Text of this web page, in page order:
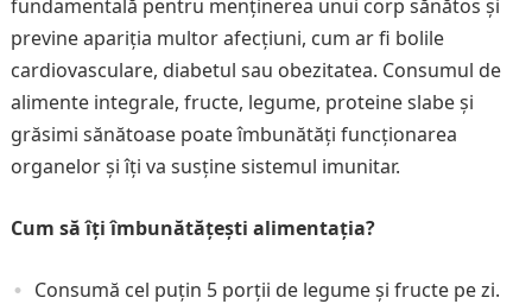
fundamentală pentru menținerea unui corp sănătos și
previne apariția multor afecțiuni, cum ar fi bolile
cardiovasculare, diabetul sau obezitatea. Consumul de
alimente integrale, fructe, legume, proteine slabe și
grăsimi sănătoase poate îmbunătăți funcționarea
organelor și îți va susține sistemul imunitar.
Cum să îți îmbunătățești alimentația?
Consumă cel puțin 5 porții de legume și fructe pe zi.